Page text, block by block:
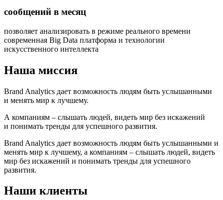
сообщений в месяц
позволяет анализировать в режиме реального времени
современная Big Data платформа и технологии
искусственного интеллекта
Наша миссия
Brand Analytics дает возможность людям быть услышанными
и менять мир к лучшему.
А компаниям – слышать людей, видеть мир без искажений
и понимать тренды для успешного развития.
Brand Analytics дает возможность людям быть услышанными и
менять мир к лучшему, а компаниям – слышать людей, видеть
мир без искажений и понимать тренды для успешного
развития.
Наши клиенты